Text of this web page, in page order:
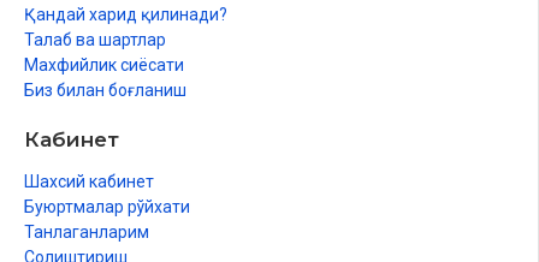
Қандай харид қилинади?
Талаб ва шартлар
Махфийлик сиёсати
Биз билан боғланиш
Кабинет
Шахсий кабинет
Буюртмалар рўйхати
Танлаганларим
Солиштириш